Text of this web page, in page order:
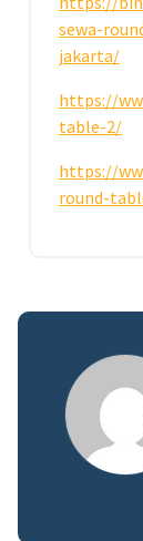
sewa-
jakarta/
https://
table-2/
https://
round-